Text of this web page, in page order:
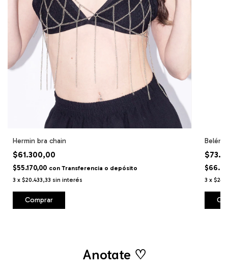
Hermin bra chain
$61.300,00
$55.170,00 con Transferencia o depósito
3 x $20.433,33 sin interés
Comprar
Belén
3 x
Anotate ♡